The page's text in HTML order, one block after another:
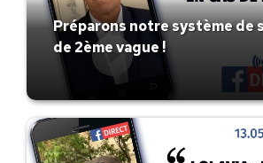
Préparons notre système de
de 2ème vague !